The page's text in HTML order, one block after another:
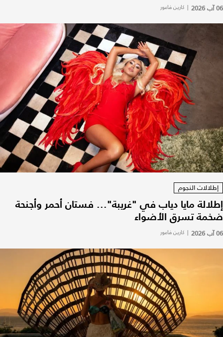
06 آب 2026 | كارين فاعور
إطلالات النجوم
إطلالة مايا دياب في "غريبة"... فستان أحمر وأجنحة
ضخمة تسرق الأضواء
06 آب 2026 | كارين فاعور